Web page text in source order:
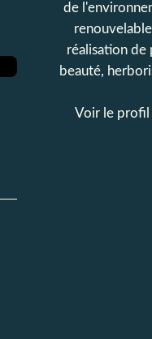
de
réalisation de
beauté,
Voir le profil